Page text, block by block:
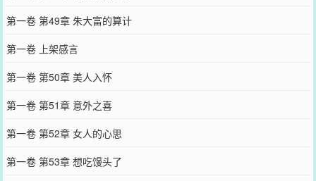
第一卷 第49章 朱大富的算计
第一卷 上架感言
第一卷 第50章 美人入怀
第一卷 第51章 意外之喜
第一卷 第52章 女人的心思
第一卷 第53章 想吃馒头了